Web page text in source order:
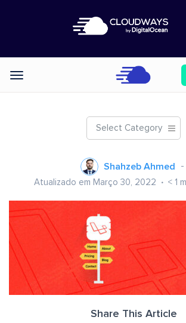
Categories
Select Category
Shahzeb Ahmed
Atualizado em Março 30, 2022 < 1
Share This Article